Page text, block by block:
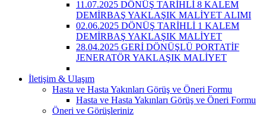
11.07.2025 DÖNÜŞ TARİHLİ 8 KALEM
DEMİRBAŞ YAKLAŞIK MALİYET ALIMI
02.06.2025 DÖNÜŞ TARİHLİ 1 KALEM
DEMİRBAŞ YAKLAŞIK MALİYET
28.04.2025 GERİ DÖNÜŞLÜ PORTATİF
JENERATÖR YAKLAŞIK MALİYET
İletişim & Ulaşım
Hasta ve Hasta Yakınları Görüş ve Öneri Formu
Hasta ve Hasta Yakınları Görüş ve Öneri Formu
Öneri ve Görüşleriniz